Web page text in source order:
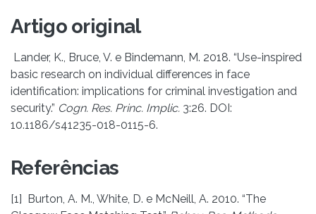
Artigo original
Lander, K., Bruce, V. e Bindemann, M. 2018. “Use-inspired
basic research on individual differences in face
identification: implications for criminal investigation and
security.” Cogn. Res. Princ. Implic. 3:26. DOI:
10.1186/s41235-018-0115-6.
Referências
[1] Burton, A. M., White, D. e McNeill, A. 2010. “The